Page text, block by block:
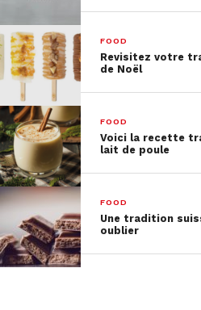
FOOD
Revisitez votre
de Noël
FOOD
Voici la recette
lait de poule
FOOD
Une tradition
oublier